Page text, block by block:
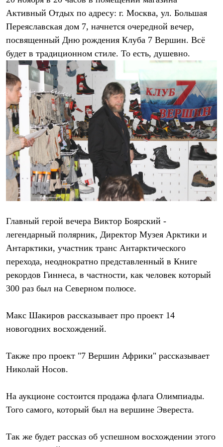
Футболки
Толстовки
Термобелье
Теплое термобелье
Среднее термобелье
Легкое термобелье
Флисовая одежда
Куртки
Брюки
Детская одежда
Утепленная пухом
Комбинезоны
Куртки
Брюки
Утепленная синтетикой
Комбинезоны
Куртки
Брюки
Лёгкая одежда
Толстовки
Брюки
Софтшелл одежда
Куртки
Флисовая одежда
Куртки
Брюки
Жилеты
Комбинезоны
Комплект термобелья
Снаряжение
Палатки и тенты
Аксессуары для палаток
Рюкзаки
Альпинистские
Городские
Аксессуары для рюкзаков
Пуховые
Комбинированные
Активный Отдых по адресу: г. Москва, ул. Большая
Переяславская дом 7, начнется очередной вечер,
посвященный Дню рождения Клуба 7 Вершин. Всё
будет в традиционном стиле. То есть, душевно.
Главный герой вечера Виктор Боярский -
легендарный полярник, Директор Музея Арктики и
Антарктики, участник транс Антарктического
перехода, неоднократно представленный в Книге
рекордов Гиннеса, в частности, как человек который
300 раз был на Северном полюсе.
Макс Шакиров рассказывает про проект 14
новогодних восхождений.
Также про проект "7 Вершин Африки" рассказывает
Николай Носов.
На аукционе состоится продажа флага Олимпиады.
Того самого, который был на вершине Эвереста.
Так же будет рассказ об успешном восхождении этого